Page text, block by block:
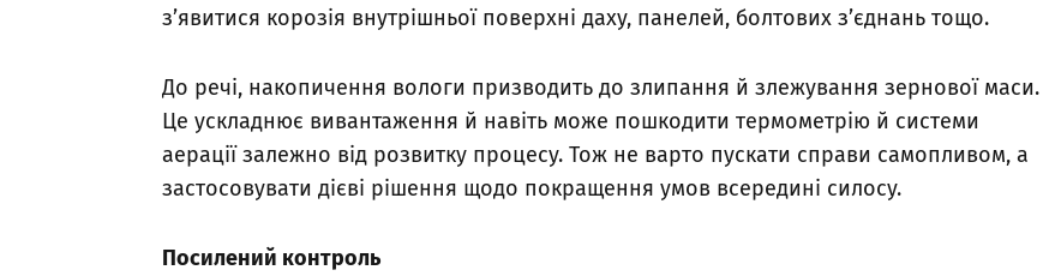
з’явитися корозія внутрішньої поверхні даху, панелей, болтових з’єднань тощо.
До речі, накопичення вологи призводить до злипання й злежування зернової маси.
Це ускладнює вивантаження й навіть може пошкодити термометрію й системи
аерації залежно від розвитку процесу. Тож не варто пускати справи самопливом, а
застосовувати дієві рішення щодо покращення умов всередині силосу.
Посилений контроль